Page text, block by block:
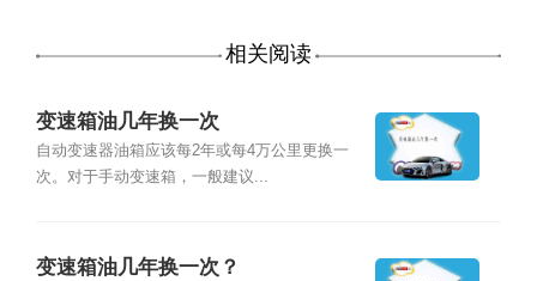
相关阅读
变速箱油几年换一次
自动变速器油箱应该每2年或每4万公里更换一
次。对于手动变速箱，一般建议...
变速箱油几年换一次？